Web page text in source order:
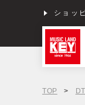
ショッ
TOP >